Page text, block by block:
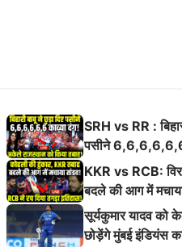
SRH vs RR :
पसीने 6,6,6,6,6,6
किया तबाह!
KKR vs RCB:
बदले की आग में
इतिहास
सूर्यकुमार यादव को
छोड़ेंगे मुंबई इंडियंस